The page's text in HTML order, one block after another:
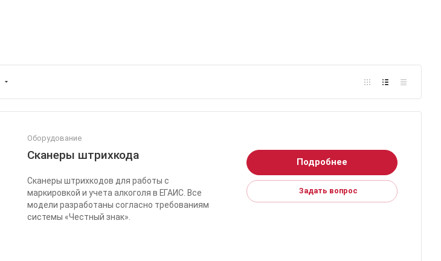
Оборудование
Сканеры штрихкода
Сканеры штрихкодов для работы с
маркировкой и учета алкоголя в ЕГАИС. Все
модели разработаны согласно требованиям
системы «Честный знак».
Подробнее
Задать вопрос